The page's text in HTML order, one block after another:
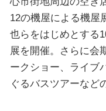
12の機屋による機屋
也らをはじめとする
展を開催。さらに会
ークショー、ライブ
ぐるバスツアーなど